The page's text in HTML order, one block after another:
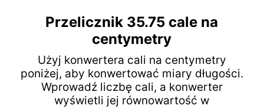
Przelicznik 35.75 cale na
centymetry
Użyj konwertera cali na centymetry
poniżej, aby konwertować miary długości.
Wprowadź liczbę cali, a konwerter
wyświetli jej równowartość w